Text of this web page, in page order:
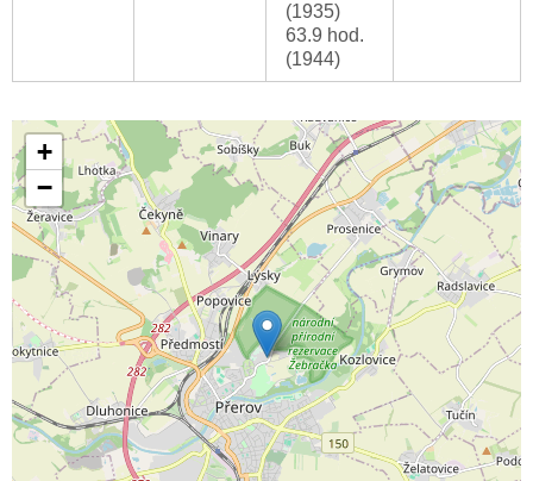
(1935)
63.9 hod.
(1944)
+
−